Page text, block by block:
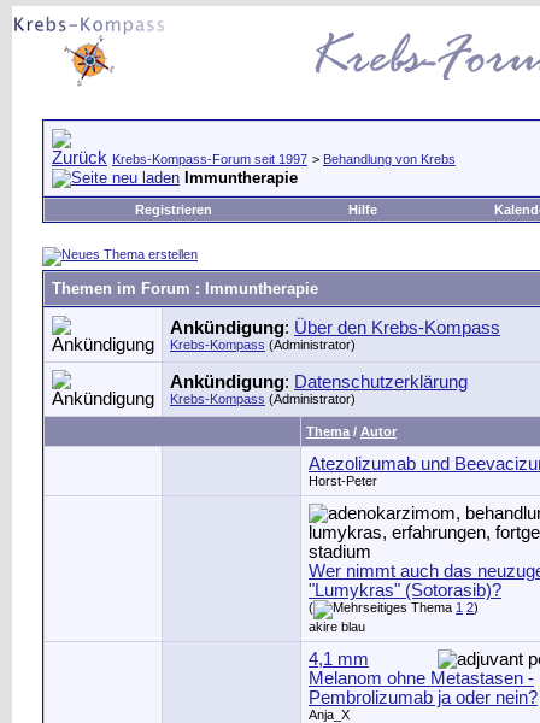
Krebs-Kompass-Forum seit 1997 > Behandlung von Krebs
Immuntherapie
Registrieren Hilfe
Themen im Forum : Immuntherapie
Ankündigung: Über den Krebs-Kompass
Krebs-Kompass (Administrator)
Ankündigung: Datenschutzerklärung
Krebs-Kompass (Administrator)
Thema / Autor
Atezolizumab und
Horst-Peter
Wer nimmt auch das
"Lumykras" (Sotorasib)?
( 1 2)
akire blau
4,1 mm
Melanom ohne Metastasen -
Pembrolizumab ja oder nein?
Anja_X